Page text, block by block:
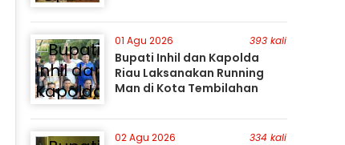
01 Agu 2026 393 kali
Bupati Inhil dan Kapolda
Riau Laksanakan Running
Man di Kota Tembilahan
02 Agu 2026 334 kali